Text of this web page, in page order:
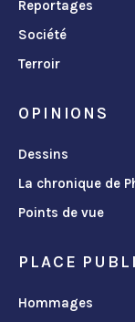
Reportages
Société
Terroir
OPINIONS
Dessins
La chronique de
Points de vue
PLACE
Hommages